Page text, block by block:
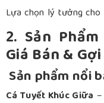
Lựa chọn lý tưởng
2. Sản
Giá Bán &
Sản phẩm nổi
Cá Tuyết Khúc Giữa